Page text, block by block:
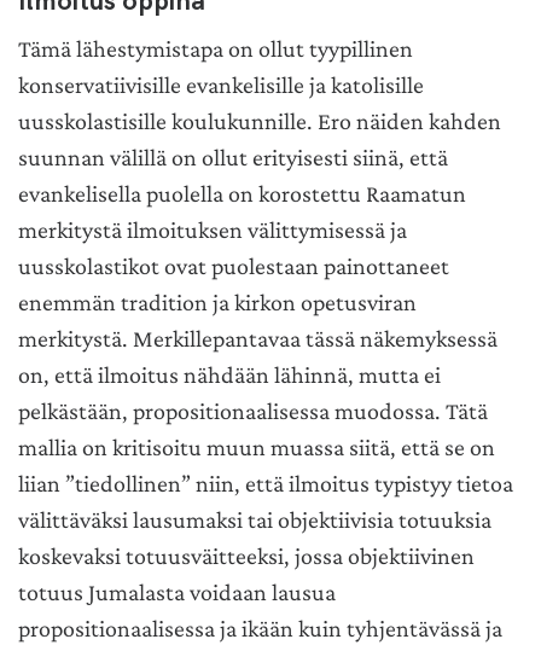
Tämä lähestymistapa on ollut tyypillinen
konservatiivisille evankelisille ja katolisille
uusskolastisille koulukunnille. Ero näiden kahden
suunnan välillä on ollut erityisesti siinä, että
evankelisella puolella on korostettu Raamatun
merkitystä ilmoituksen välittymisessä ja
uusskolastikot ovat puolestaan painottaneet
enemmän tradition ja kirkon opetusviran
merkitystä. Merkillepantavaa tässä näkemyksessä
on, että ilmoitus nähdään lähinnä, mutta ei
pelkästään, propositionaalisessa muodossa. Tätä
mallia on kritisoitu muun muassa siitä, että se on
liian ”tiedollinen” niin, että ilmoitus typistyy tietoa
välittäväksi lausumaksi tai objektiivisia totuuksia
koskevaksi totuusväitteeksi, jossa objektiivinen
totuus Jumalasta voidaan lausua
propositionaalisessa ja ikään kuin tyhjentävässä ja